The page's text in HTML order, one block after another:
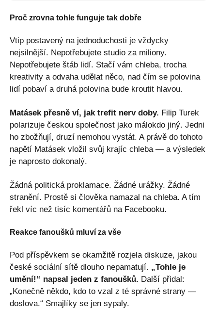
Proč zrovna tohle funguje tak dobře
Vtip postavený na jednoduchosti je vždycky
nejsilnější. Nepotřebujete studio za miliony.
Nepotřebujete štáb lidí. Stačí vám chleba, trocha
kreativity a odvaha udělat něco, nad čím se polovina
lidí pobaví a druhá polovina bude kroutit hlavou.
Matásek přesně ví, jak trefit nerv doby. Filip Turek
polarizuje českou společnost jako málokdo jiný. Jedni
ho zbožňují, druzí nemohou vystát. A právě do tohoto
napětí Matásek vložil svůj krajíc chleba — a výsledek
je naprosto dokonalý.
Žádná politická proklamace. Žádné urážky. Žádné
stranění. Prostě si člověka namazal na chleba. A tím
řekl víc než tisíc komentářů na Facebooku.
Reakce fanoušků mluví za vše
Pod příspěvkem se okamžitě rozjela diskuze, jakou
české sociální sítě dlouho nepamatují. „Tohle je
umění!“ napsal jeden z fanoušků. Další přidal:
„Konečně někdo, kdo to vzal z té správné strany —
doslova.“ Smajlíky se jen sypaly.